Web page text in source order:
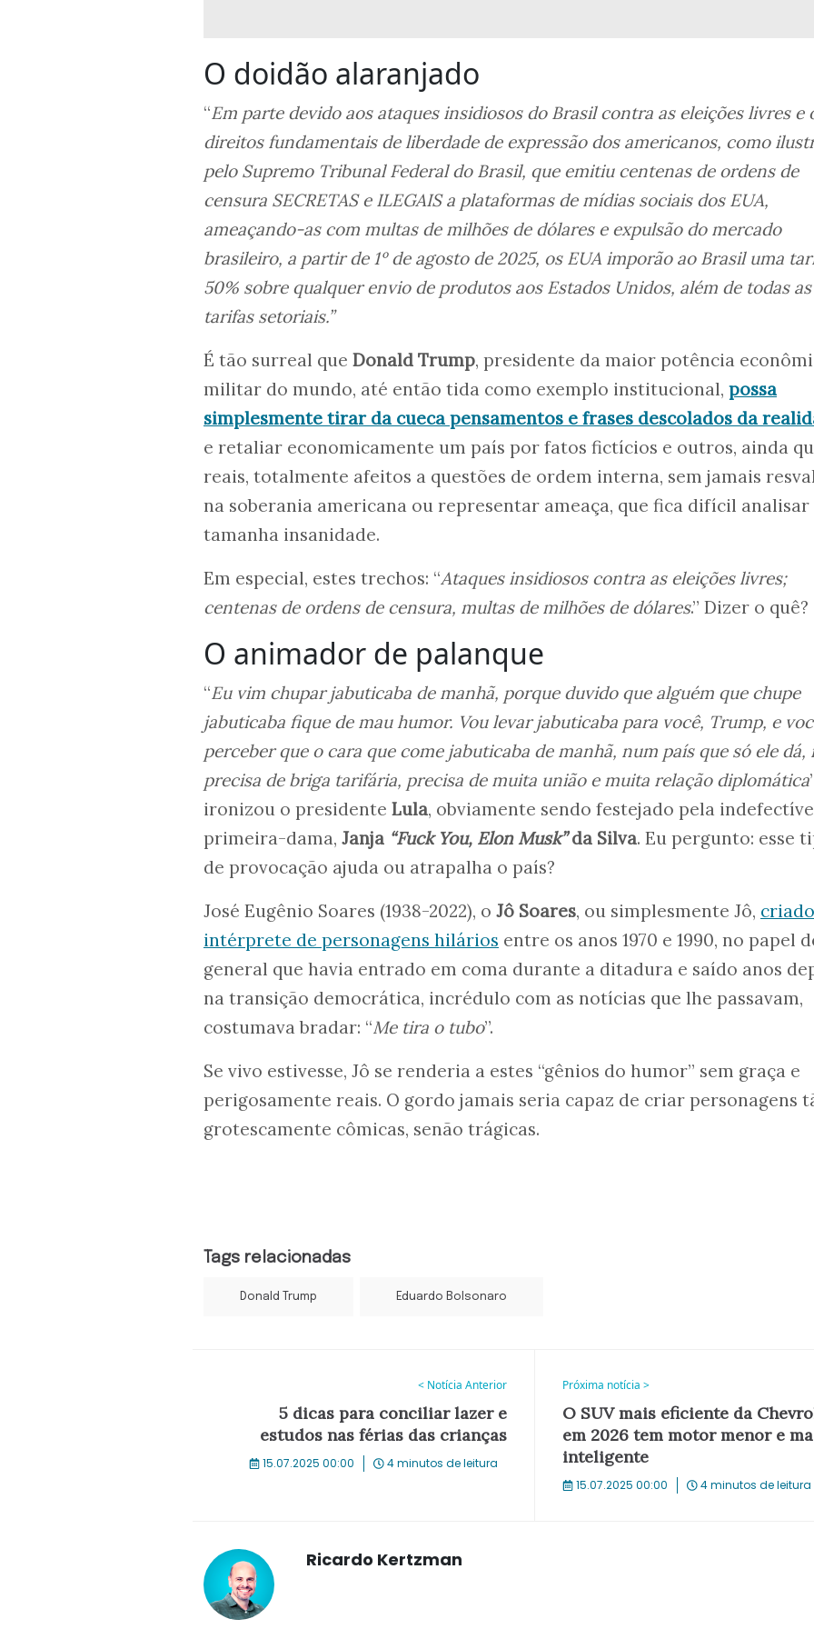
O doidão alaranjado
“Em parte devido aos ataques insidiosos do Brasil contra as eleições livres e
direitos fundamentais de liberdade de expressão dos americanos, como
pelo Supremo Tribunal Federal do Brasil, que emitiu centenas de ordens de
censura SECRETAS e ILEGAIS a plataformas de mídias sociais dos EUA,
ameaçando-as com multas de milhões de dólares e expulsão do mercado
brasileiro, a partir de 1º de agosto de 2025, os EUA imporão ao Brasil uma
50% sobre qualquer envio de produtos aos Estados Unidos, além de todas as
tarifas setoriais.”
É tão surreal que Donald Trump, presidente da maior potência
militar do mundo, até então tida como exemplo institucional, possa
simplesmente tirar da cueca pensamentos e frases descolados da
e retaliar economicamente um país por fatos fictícios e outros, ainda
reais, totalmente afeitos a questões de ordem interna, sem jamais
na soberania americana ou representar ameaça, que fica difícil analisar
tamanha insanidade.
Em especial, estes trechos: “Ataques insidiosos contra as eleições livres;
centenas de ordens de censura, multas de milhões de dólares.” Dizer o quê?
O animador de palanque
“Eu vim chupar jabuticaba de manhã, porque duvido que alguém que chupe
jabuticaba fique de mau humor. Vou levar jabuticaba para você, Trump, e
perceber que o cara que come jabuticaba de manhã, num país que só ele dá,
precisa de briga tarifária, precisa de muita união e muita relação diplomática
ironizou o presidente Lula, obviamente sendo festejado pela
primeira-dama, Janja “Fuck You, Elon Musk”da Silva. Eu pergunto: esse
de provocação ajuda ou atrapalha o país?
José Eugênio Soares (1938-2022), o Jô Soares, ou simplesmente Jô,
intérprete de personagens hilários entre os anos 1970 e 1990, no papel
general que havia entrado em coma durante a ditadura e saído anos
na transição democrática, incrédulo com as notícias que lhe passavam,
costumava bradar: “Me tira o tubo”.
Se vivo estivesse, Jô se renderia a estes “gênios do humor” sem graça e
perigosamente reais. O gordo jamais seria capaz de criar personagens
grotescamente cômicas, senão trágicas.
Tags relacionadas
Donald Trump Eduardo Bolsonaro
< Notícia Anterior
5 dicas para conciliar lazer e
estudos nas férias das crianças
15.07.2025 00:00 4 minutos de leitura
Próxima notícia >
O SUV mais eficiente da
em 2026 tem motor menor e
inteligente
15.07.2025 00:00 4 minutos de leitura
Ricardo Kertzman